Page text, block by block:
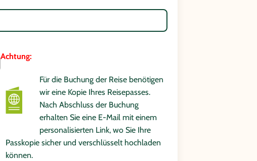
Achtung:
Für die Buchung der Reise benötigen
wir eine Kopie Ihres Reisepasses.
Nach Abschluss der Buchung
erhalten Sie eine E-Mail mit einem
personalisierten Link, wo Sie Ihre
Passkopie sicher und verschlüsselt hochladen
können.